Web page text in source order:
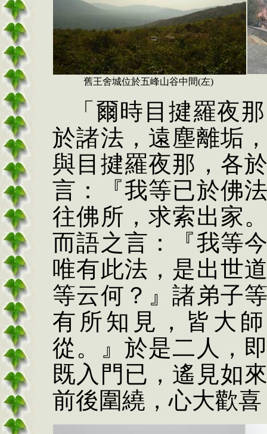
舊王舍城位於五峰山谷中間(左)
「爾時目揵羅夜
於諸法，遠塵離垢
與目揵羅夜那，各
言：『我等已於佛
往佛所，求索出家
而語之言：『我等
唯有此法，是出世
等云何？』諸弟子
有所知見，皆大
從。』於是二人，
既入門已，遙見如
前後圍繞，心大歡